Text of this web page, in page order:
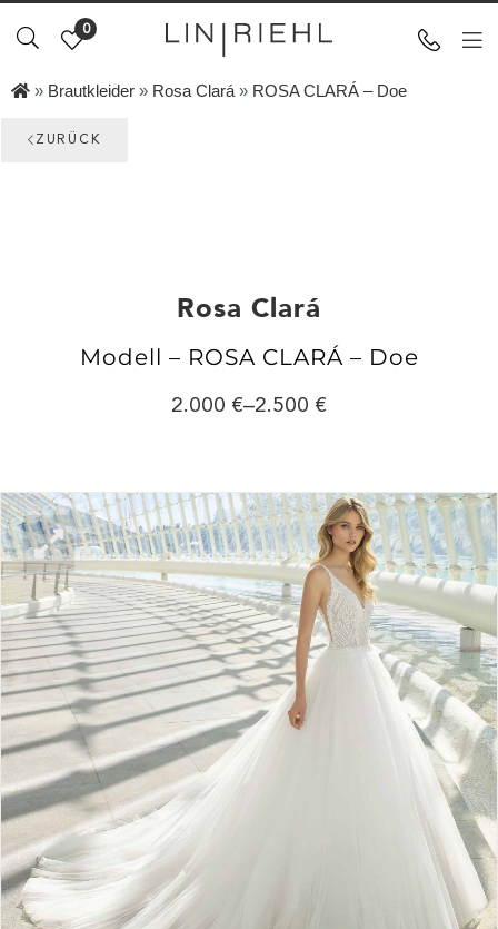
0
» Brautkleider » Rosa Clará » ROSA CLARÁ – Doe
ZURÜCK
Rosa Clará
Modell – ROSA CLARÁ – Doe
2.000 –2.500